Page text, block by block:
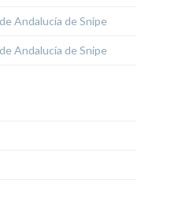
Andalucía de Snipe
Andalucía de Snipe